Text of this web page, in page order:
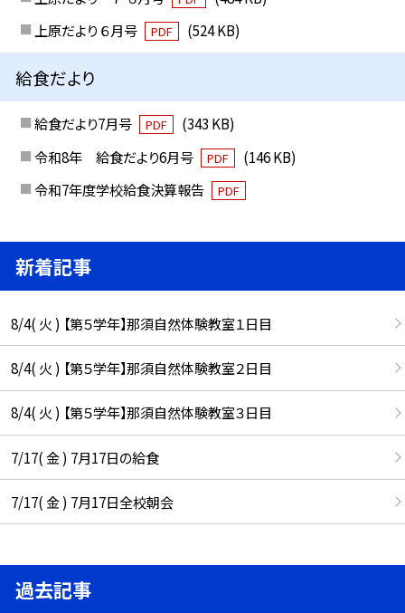
上原だより ６月号
PDF (524 KB)
給食だより
給食だより7月号 PDF
(343 KB)
令和8年 給食だより6月号
PDF
(146 KB)
令和7年度学校給食決算報告
PDF
新着記事
8/4( 火 ) 【第５学年】那須自然体験教室１日目
8/4( 火 ) 【第５学年】那須自然体験教室２日目
8/4( 火 ) 【第５学年】那須自然体験教室３日目
7/17( 金 ) 7月17日の給食
7/17( 金 ) 7月17日全校朝会
過去記事